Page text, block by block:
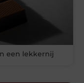
een lekkernij